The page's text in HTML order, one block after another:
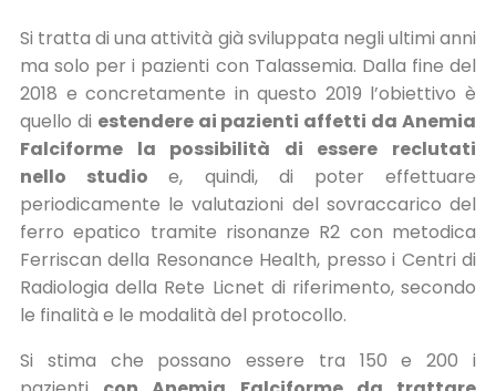
Si tratta di una attività già sviluppata negli ultimi anni
ma solo per i pazienti con Talassemia. Dalla fine del
2018 e concretamente in questo 2019 l’obiettivo è
quello di estendere ai pazienti affetti da Anemia
Falciforme la possibilità di essere reclutati
nello studioe, quindi, di poter effettuare
periodicamente le valutazioni del sovraccarico del
ferro epatico tramite risonanze R2 con metodica
Ferriscan della Resonance Health, presso i Centri di
Radiologia della Rete Licnet di riferimento, secondo
le finalità e le modalità del protocollo.
Si stima che possano essere tra 150 e 200 i